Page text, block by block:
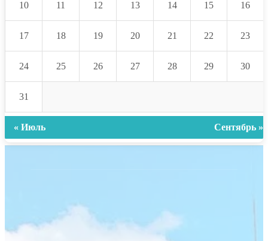
10 11 12 13 14 15 16
17 18 19 20 21 22 23
24 25 26 27 28 29 30
31
« Июль Сентябрь »